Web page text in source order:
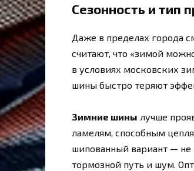
Сезонность и тип
Даже в пределах города
считают, что «зимой
в условиях московских
шины быстро теряют
Зимние шины лучше
ламелям, способным
шипованный вариант — не
тормозной путь и шум.